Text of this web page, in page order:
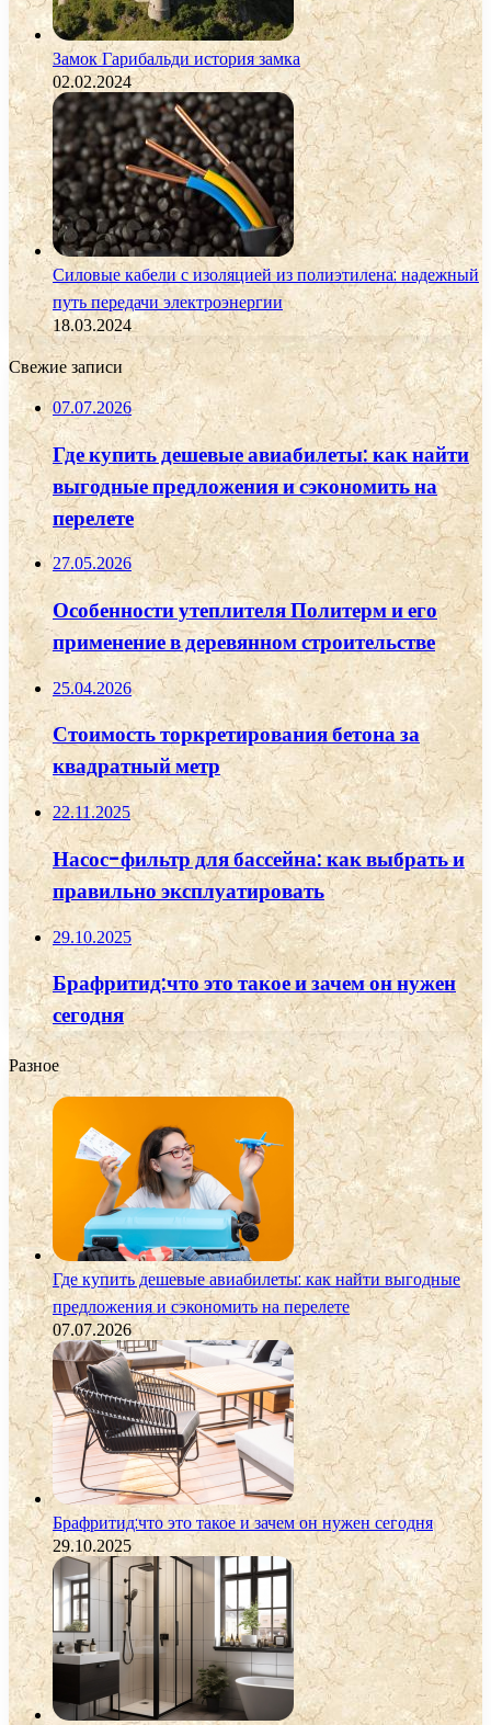
Замок Гарибальди история замка
02.02.2024
Силовые кабели с изоляцией из полиэтилена: надежный
путь передачи электроэнергии
18.03.2024
Свежие записи
07.07.2026
Где купить дешевые авиабилеты: как найти
выгодные предложения и сэкономить на
перелете
27.05.2026
Особенности утеплителя Политерм и его
применение в деревянном строительстве
25.04.2026
Стоимость торкретирования бетона за
квадратный метр
22.11.2025
Насос-фильтр для бассейна: как выбрать и
правильно эксплуатировать
29.10.2025
Брафритид:что это такое и зачем он нужен
сегодня
Разное
Где купить дешевые авиабилеты: как найти выгодные
предложения и сэкономить на перелете
07.07.2026
Брафритид:что это такое и зачем он нужен сегодня
29.10.2025